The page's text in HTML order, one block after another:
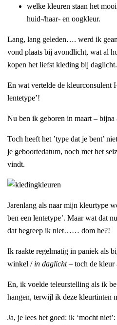
welke kleuren staan het
huid-/haar- en oogkleur.
Lang, lang geleden…. werd ik
vond plaats bij avondlicht, wat al
kopen het liefst kleding bij daglicht.
En wat vertelde de kleurconsulent
lentetype’!
Nu ben ik geboren in maart – bijna
Toch heeft het ’type dat je bent’
je geboortedatum, noch met het
vindt.
Jarenlang als naar mijn kleurtype
ben een lentetype’. Maar wat dat
dat begreep ik niet…… dom he?!
Ik raakte regelmatig in paniek als
winkel / in daglicht– toch de kleur
En, ik voelde teleurstelling als ik
hangen, terwijl ik deze kleurtinten
Ja, je lees het goed: ik ‘mocht